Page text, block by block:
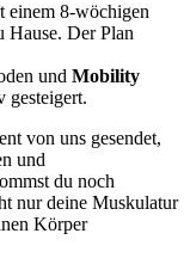
einem 8-wöchigen
Hause. Der Plan
und Mobility
gesteigert.
von uns gesendet,
und
du noch
nur deine Muskulatur
Körper